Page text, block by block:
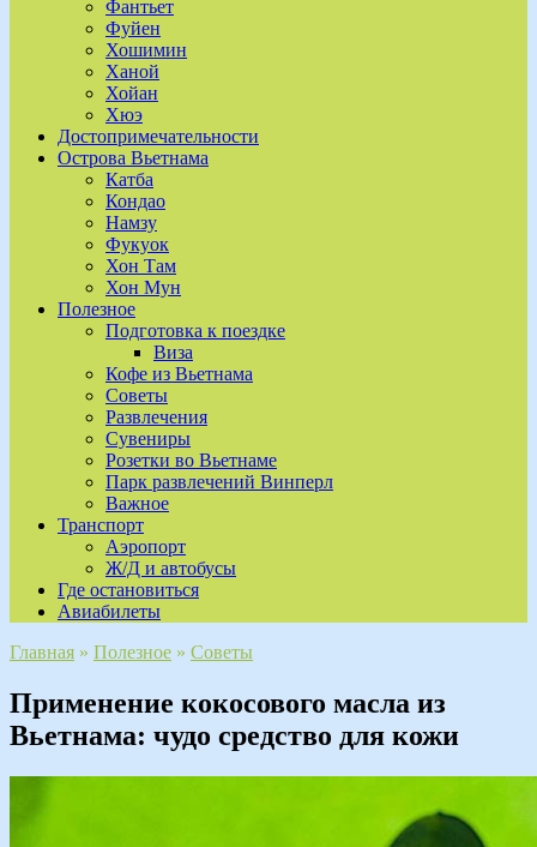
Фантьет
Фуйен
Хошимин
Ханой
Хойан
Хюэ
Достопримечательности
Острова Вьетнама
Катба
Кондао
Намзу
Фукуок
Хон Там
Хон Мун
Полезное
Подготовка к поездке
Виза
Кофе из Вьетнама
Советы
Развлечения
Сувениры
Розетки во Вьетнаме
Парк развлечений Винперл
Важное
Транспорт
Аэропорт
Ж/Д и автобусы
Где остановиться
Авиабилеты
Главная » Полезное » Советы
Применение кокосового масла из
Вьетнама: чудо средство для кожи